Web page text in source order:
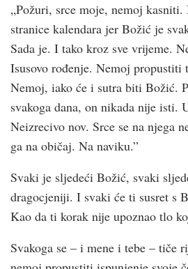
„Požuri, srce moje, nemoj
stranice kalendara jer Božić je
Sada je. I tako kroz sve vrijeme.
Isusovo rođenje. Nemoj propustiti
Nemoj, iako će i sutra biti Božić.
svakoga dana, on nikada nije isti.
Neizrecivo nov. Srce se na njega
ga na običaj. Na naviku.”
Svaki je sljedeći Božić, svaki
dragocjeniji. I svaki će ti susret s
Kao da ti korak nije upoznao tlo
Svakoga se – i mene i tebe – tiče